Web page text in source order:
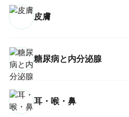
皮膚
糖尿病と内分泌腺
耳・喉・鼻